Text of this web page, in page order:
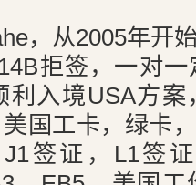
，从2005年开
拒签，一对
利入境USA方
美国工卡，绿卡
签证，L1签